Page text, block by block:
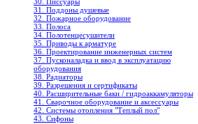
31. Поддоны душевые
32. Пожарное оборудование
33. Полоса
34. Полотенцесушители
35. Приводы к арматуре
36. Проектирование инженерных систем
37. Пусконаладка и ввод в эксплуатацию
оборудования
38. Радиаторы
39. Разрешения и сертификаты
40. Расширительные баки / гидроаккамуляторы
41. Сварочное оборудование и аксессуары
42. Системы отопления "Теплый пол"
43. Сифоны